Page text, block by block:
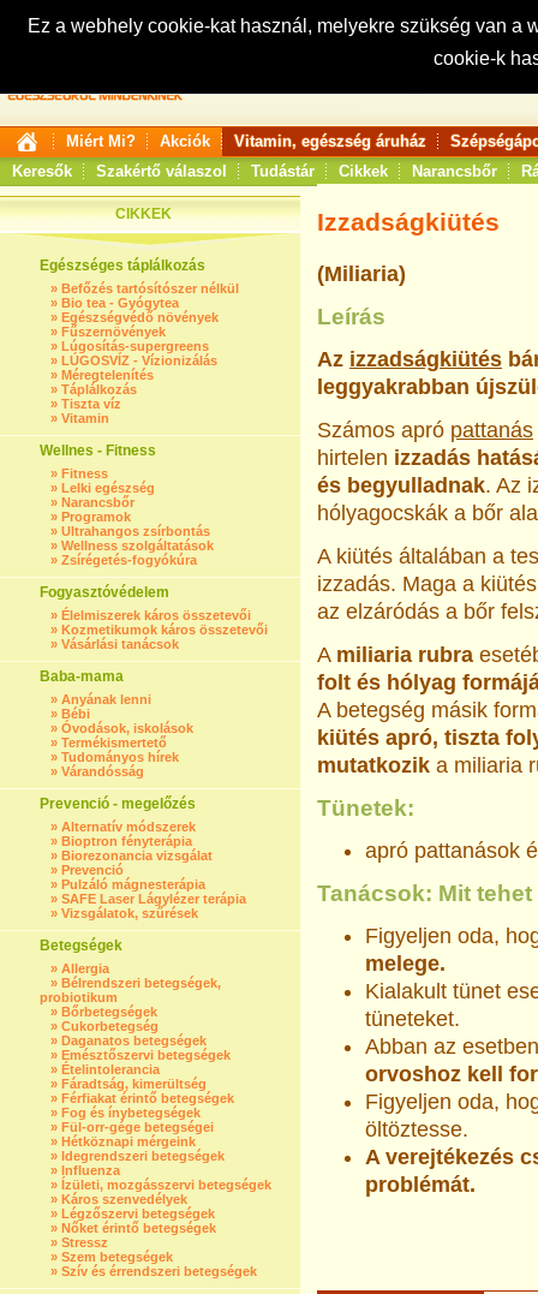
Ez a webhely cookie-kat használ, melyekre szükség van
cookie-k
Keresés:
Miért Mi? Akciók Vitamin, egészség áruház
Keresők
Szakértő válaszol Tudástár Cikkek Narancsbőr
CIKKEK
Egészséges táplálkozás
» Befőzés tartósítószer nélkül
» Bio tea - Gyógytea
» Egészségvédő növények
» Fűszernövények
» Lúgosítás-supergreens
» LÚGOSVÍZ - Vízionizálás
» Méregtelenítés
» Táplálkozás
» Tiszta víz
» Vitamin
Wellnes - Fitness
» Fitness
» Lelki egészség
» Narancsbőr
» Programok
» Ultrahangos zsírbontás
» Wellness szolgáltatások
» Zsírégetés-fogyókúra
Fogyasztóvédelem
» Élelmiszerek káros összetevői
» Kozmetikumok káros összetevői
» Vásárlási tanácsok
Baba-mama
» Anyának lenni
» Bébi
» Óvodások, iskolások
» Termékismertető
» Tudományos hírek
» Várandósság
Prevenció - megelőzés
» Alternatív módszerek
» Bioptron fényterápia
» Biorezonancia vizsgálat
» Prevenció
» Pulzáló mágnesterápia
» SAFE Laser Lágylézer terápia
» Vizsgálatok, szűrések
Betegségek
» Allergia
» Bélrendszeri betegségek,
probiotikum
» Bőrbetegségek
» Cukorbetegség
» Daganatos betegségek
» Emésztőszervi betegségek
» Ételintolerancia
» Fáradtság, kimerültség
» Férfiakat érintő betegségek
» Fog és ínybetegségek
» Fül-orr-gége betegségei
» Hétköznapi mérgeink
» Idegrendszeri betegségek
» Influenza
» Ízületi, mozgásszervi betegségek
» Káros szenvedélyek
» Légzőszervi betegségek
» Nőket érintő betegségek
» Stressz
» Szem betegségek
» Szív és érrendszeri betegségek
Izzadságkiütés
(Miliaria)
Leírás
Az izzadságkiütés
leggyakrabban
Számos apró pattanás
hirtelen izzadás
és begyulladnak. Az
hólyagocskák a bőr
A kiütés általában a
izzadás. Maga a
az elzáródás a bőr
A miliaria rubra
folt és hólyag
A betegség másik
kiütés apró, tiszta
mutatkozik a miliaria
Tünetek:
apró pattanások
Tanácsok: Mit tehet
Figyeljen oda,
melege.
Kialakult tünet
tüneteket.
Abban az
orvoshoz kell
Figyeljen oda,
öltöztesse.
A verejtékezés
problémát.